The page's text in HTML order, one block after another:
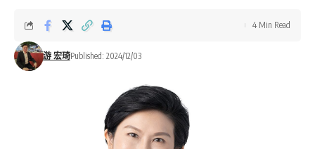
游 宏琦Published: 2024/12/03
4 Min Read